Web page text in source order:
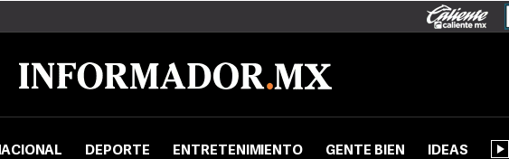
DEPORTE ENTRETENIMIENTO GENTE BIEN IDEAS